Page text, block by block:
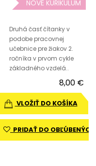
NOVÉ KURIKULUM
Druhá časť čítanky v
podobe pracovnej
učebnice pre žiakov 2.
ročníka v prvom cykle
základného vzdelá..
8,00 €
VLOŽIŤ DO KOŠÍKA
PRIDAŤ DO OBĽÚBENÝCH